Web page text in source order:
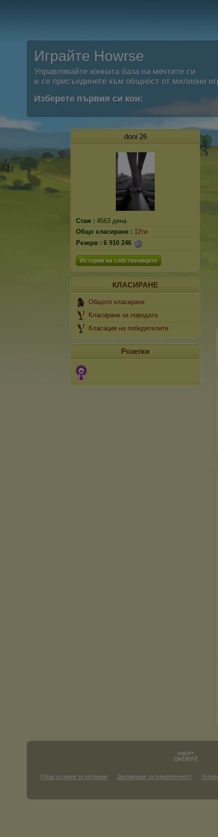
Играйте Howrse
Управлявайте конната база на мечтите си
и се присъединете към общност от милиони
Изберете първия си кон:
doni 26
Стаж : 4563 дена
Общо класиране : 12ти
Резерв : 6 910 246
История на собствениците
КЛАСИРАНЕ
Общото класиране
Класиране за породата
Класация на победителите
Розетки
Общи условия за ползване Декларация за поверителност